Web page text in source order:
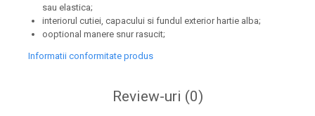
sau elastica;
interiorul cutiei, capacului si fundul exterior hartie alba;
ooptional manere snur rasucit;
Informatii conformitate produs
Review-uri (0)